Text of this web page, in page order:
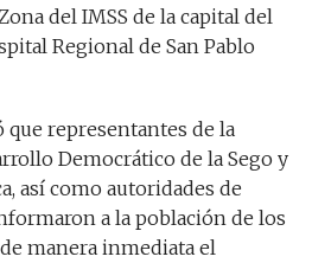
del IMSS de la capital del
Regional de San Pablo
representantes de la
Democrático de la Sego y
así como autoridades de
a la población de los
manera inmediata el